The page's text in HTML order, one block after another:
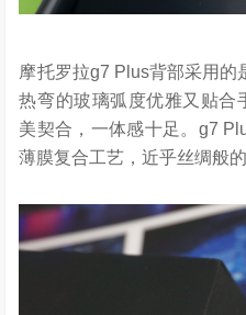
摩托罗拉g7 Plus背部采用
热弯的玻璃弧度优雅又贴合
美契合，一体感十足。g7
薄膜复合工艺，近乎丝绸般